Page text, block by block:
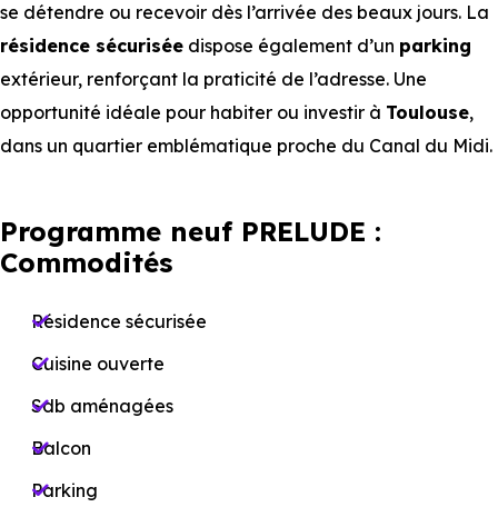
se détendre ou recevoir dès l’arrivée des beaux jours. La
résidence sécurisée dispose également d’un parking
extérieur, renforçant la praticité de l’adresse. Une
opportunité idéale pour habiter ou investir à Toulouse,
dans un quartier emblématique proche du Canal du Midi.
Programme neuf PRELUDE :
Commodités
Résidence sécurisée
Cuisine ouverte
Sdb aménagées
Balcon
Parking